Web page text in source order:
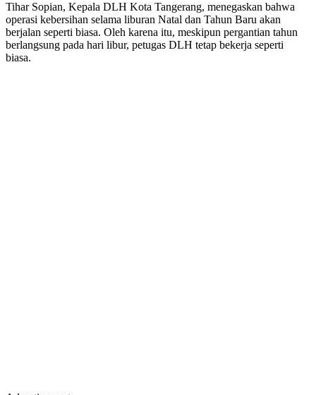
Tihar Sopian, Kepala DLH Kota Tangerang, menegaskan bahwa
operasi kebersihan selama liburan Natal dan Tahun Baru akan
berjalan seperti biasa. Oleh karena itu, meskipun pergantian tahun
berlangsung pada hari libur, petugas DLH tetap bekerja seperti
biasa.